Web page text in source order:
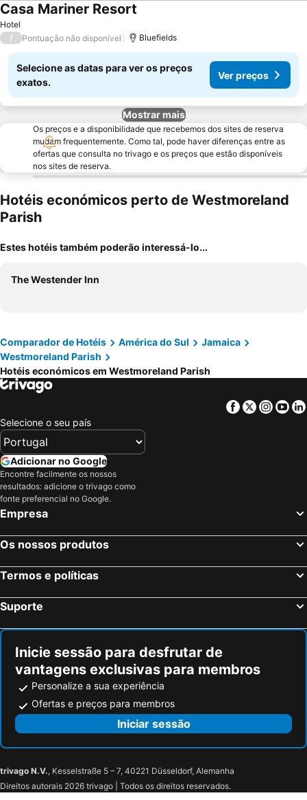
Hotel
Casa Mariner Resort
/ Pontuação não disponível Bluefields
Selecione as datas para ver os preços
exatos.
Ver preços
Mostrar mais
Os preços e a disponibilidade que recebemos dos sites de reserva
mudam frequentemente. Como tal, pode haver diferenças entre as
ofertas que consulta no trivago e os preços que estão disponíveis
nos sites de reserva.
Hotéis económicos perto de Westmoreland
Parish
Estes hotéis também poderão interessá-lo...
The Westender Inn
Comparador de Hotéis América do Sul
Jamaica
Westmoreland Parish
Hotéis económicos em Westmoreland Parish
Facebook
Twitter
Selecione o seu país
Adicionar no Google
Encontre facilmente os nossos
resultados: adicione o trivago como
fonte preferencial no Google.
Empresa
Os nossos produtos
Termos e políticas
Suporte
Inicie sessão para desfrutar de
vantagens exclusivas para membros
Personalize a sua experiência
Ofertas e preços para membros
Iniciar sessão
trivago N.V., Kesselstraße 5 – 7, 40221 Düsseldorf, Alemanha
Direitos autorais 2026 trivago | Todos os direitos reservados.